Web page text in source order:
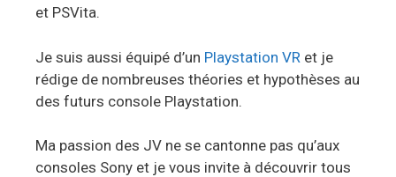
et PSVita.
Je suis aussi équipé d’un Playstation VR et je
rédige de nombreuses théories et hypothèses au
des futurs console Playstation.
Ma passion des JV ne se cantonne pas qu’aux
consoles Sony et je vous invite à découvrir tous